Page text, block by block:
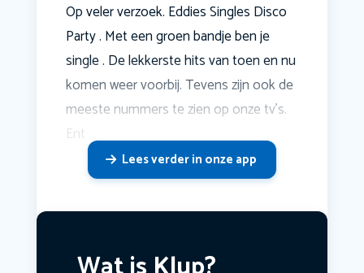
Op veler verzoek. Eddies Singles Disco
Party . Met een groen bandje ben je
single . De lekkerste hits van toen en nu
komen weer voorbij. Tevens zijn ook de
meeste nummers te zien op onze tv's.
Ent
Lees verder in onze app